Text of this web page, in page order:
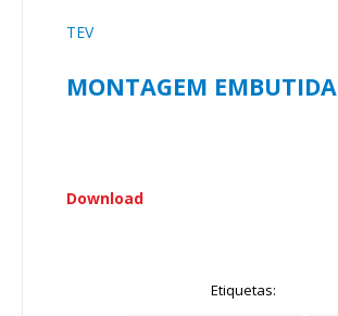
TEV
MONTAGEM EMBUTIDA
Download
Etiquetas: